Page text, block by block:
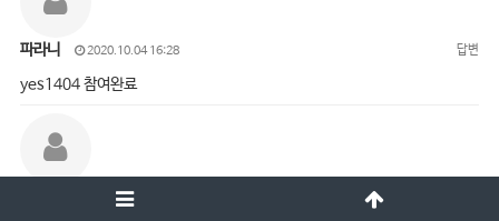
파라니 2020.10.04 16:28 답변
yes1404 참여완료
2020.10.05 15:01